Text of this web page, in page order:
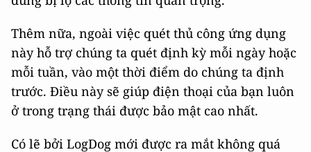
Thêm nữa, ngoài việc quét thủ công ứng dụng
này hỗ trợ chúng ta quét định kỳ mỗi ngày hoặc
mỗi tuần, vào một thời điểm do chúng ta định
trước. Điều này sẽ giúp điện thoại của bạn luôn
ở trong trạng thái được bảo mật cao nhất.
Có lẽ bởi LogDog mới được ra mắt không quá